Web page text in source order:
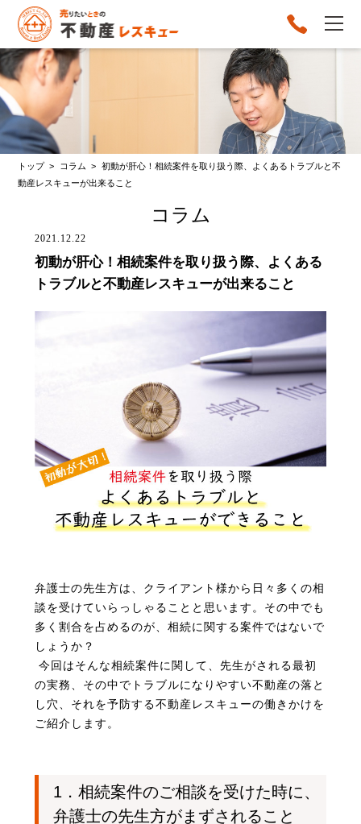
トップ > コラム >
初動が肝心！相続案件を取り扱う際、よくあるトラブルと不
動産レスキューが出来ること
コラム
2021.12.22
初動が肝心！相続案件を取り扱う際、よくある
トラブルと不動産レスキューが出来ること
弁護士の先生方は、クライアント様から日々多くの相
談を受けていらっしゃることと思います。その中でも
多く割合を占めるのが、相続に関する案件ではないで
しょうか？
今回はそんな相続案件に関して、先生がされる最初
の実務、その中でトラブルになりやすい不動産の落と
し穴、それを予防する不動産レスキューの働きかけを
ご紹介します。
1．相続案件のご相談を受けた時に、
弁護士の先生方がまずされること